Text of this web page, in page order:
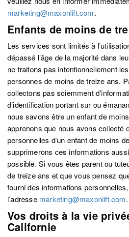
marketing@maxonlift.com.
Enfants de moins de
Les services sont limités à
dépassé l’âge de la majorité dans
ne traitons pas intentionnellement
personnes de moins de treize ans.
collectons pas sciemment
d’identification portant sur ou
nous savons être un enfant de
apprenons que nous avons collecté
personnelles d’un enfant de moins
supprimerons ces informations
possible. Si vous êtes parent ou
de treize ans et que vous pensez
fourni des informations
l’adresse marketing@maxonlift.com.
Vos droits à la vie
Californie